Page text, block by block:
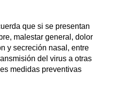
que si se presentan
malestar general, dolor
y secreción nasal, entre
del virus a otras
medidas preventivas